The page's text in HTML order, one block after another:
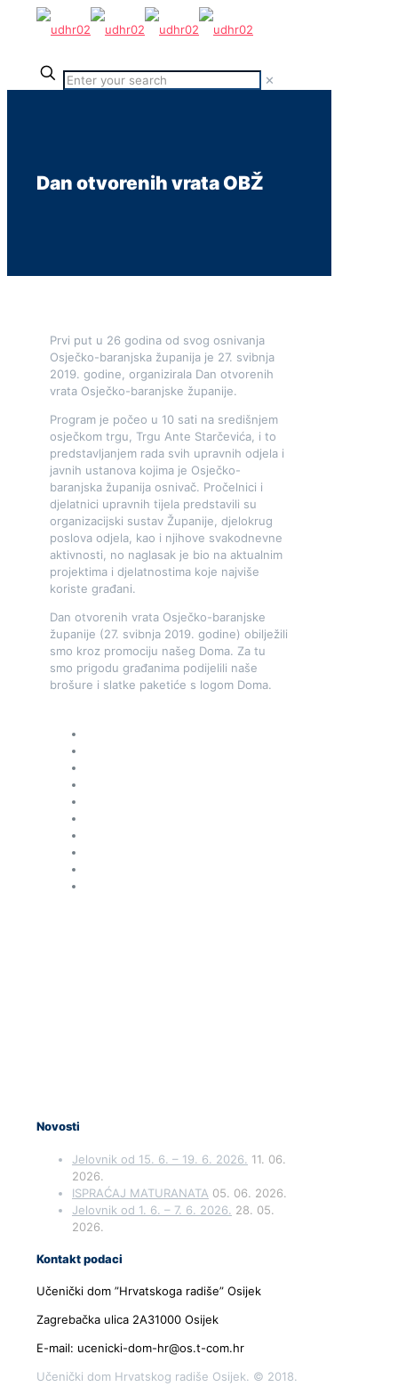
✕
Dan otvorenih vrata OBŽ
Prvi put u 26 godina od svog osnivanja
Osječko-baranjska županija je 27. svibnja
2019. godine, organizirala Dan otvorenih
vrata Osječko-baranjske županije.
Program je počeo u 10 sati na središnjem
osječkom trgu, Trgu Ante Starčevića, i to
predstavljanjem rada svih upravnih odjela i
javnih ustanova kojima je Osječko-
baranjska županija osnivač. Pročelnici i
djelatnici upravnih tijela predstavili su
organizacijski sustav Županije, djelokrug
poslova odjela, kao i njihove svakodnevne
aktivnosti, no naglasak je bio na aktualnim
projektima i djelatnostima koje najviše
koriste građani.
Dan otvorenih vrata Osječko-baranjske
županije (27. svibnja 2019. godine) obilježili
smo kroz promociju našeg Doma. Za tu
smo prigodu građanima podijelili naše
brošure i slatke paketiće s logom Doma.
Novosti
Jelovnik od 15. 6. – 19. 6. 2026. 11. 06.
2026.
ISPRAĆAJ MATURANATA 05. 06. 2026.
Jelovnik od 1. 6. – 7. 6. 2026. 28. 05.
2026.
Kontakt podaci
Učenički dom ”Hrvatskoga radiše” Osijek
Zagrebačka ulica 2A31000 Osijek
E-mail: ucenicki-dom-hr@os.t-com.hr
Učenički dom Hrvatskog radiše Osijek. © 2018.